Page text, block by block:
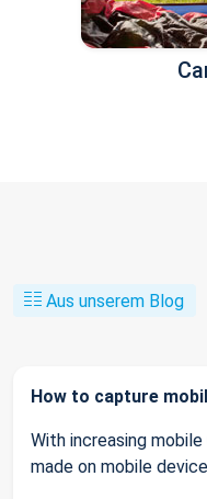
Aus unserem Blog
How to capture
With increasing
made on mobile